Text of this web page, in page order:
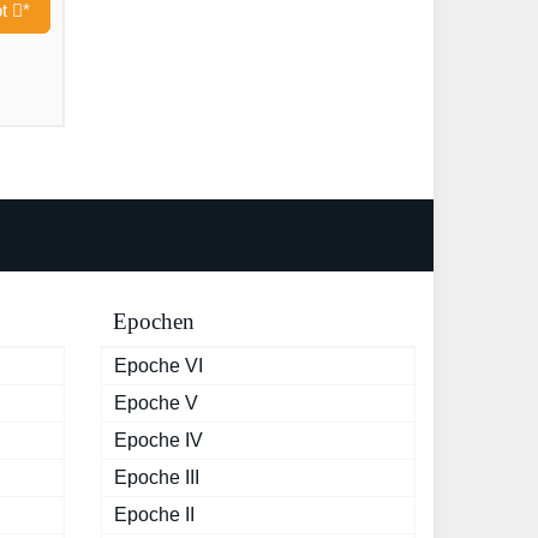
*
Epochen
Epoche VI
Epoche V
Epoche IV
Epoche III
Epoche II